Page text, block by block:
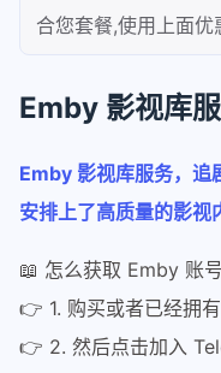
合您套餐,使用上面优
Emby 影视库
Emby 影视库服务，追
安排上了高质量的影视
📖 怎么获取 Emby 账号
👉 1. 购买或者已经拥
👉 2. 然后点击加入